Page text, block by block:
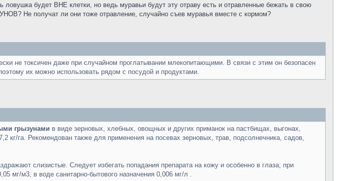
ловушка будет ВНЕ клетки, но ведь муравьи будут эту отраву есть и отравленные бежать в свою
Не получат ли они тоже отравление, случайно съев муравья вместе с кормом?
не токсичен даже при случайном проглатывании млекопитающими. В связи с этим он безопасен
их можно использовать рядом с посудой и продуктами.
грызунами в виде зерновых, хлебных, овощных и других приманок на пастбищах, выгонах,
кг/га. Рекомендован также для применения на посевах зерновых, трав, подсолнечника, садов,
слизистые. Следует избегать попадания препарата на кожу и особенно в глаза; при
мг/м3, в воде санитарно-бытового назначения 0,006 мг/л .